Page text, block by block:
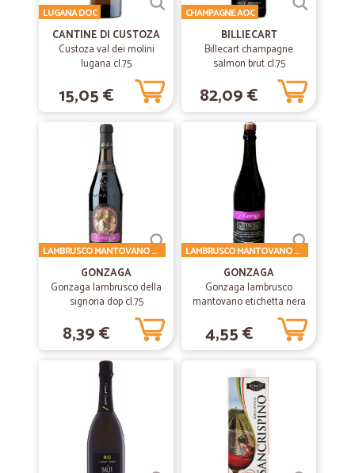
Tutto Perfetto!
Buoni prodotti, prezzi nella norma, spedizioni veloci, tutto perfetto!
29/04/2019
— Linda S.
Puntualità e qualità
Prodotti arrivati integri e data e ora di consegna precise.
—Claudio M.
Ottima aziende precisa e veloce nella…
Ottima aziende precisa e veloce nella consegna, da consigliare per
acquisti online.
12/12/2018
—Eugenia daniela T.
Molto efficiente.Grazie!
Molto efficiente.Grazie!
CANTINE DI CUSTOZA
Custoza val dei molini
lugana cl.75
LUGANA DOC
15,05 €
BILLIECART
Billecart champagne
salmon brut cl.75
CHAMPAGNE AOC
82,09 €
GONZAGA
Gonzaga lambrusco della
signoria dop cl.75
LAMBRUSCO MANTOVANO DOP
8,39 €
GONZAGA
Gonzaga lambrusco
mantovano etichetta nera
LAMBRUSCO MANTOVANO DOP
4,55 €